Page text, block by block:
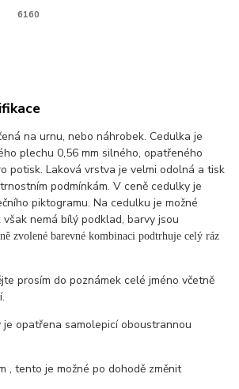
6160
na urnu, nebo náhrobek. Cedulka je
plechu 0,56 mm silného, opatřeného
potisk. Laková vrstva je velmi odolná a tisk
podmínkám. V ceně cedulky je
piktogramu. Na cedulku je možné
nemá bílý podklad, barvy jsou
zvolené barevné kombinaci podtrhuje celý ráz
prosím do poznámek celé jméno včetně
opatřena samolepicí oboustrannou
, tento je možné po dohodě změnit